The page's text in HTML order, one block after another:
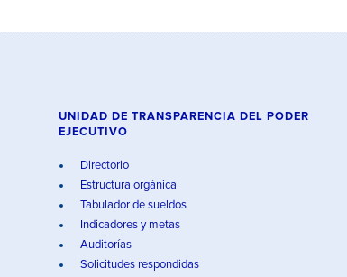
UNIDAD DE TRANSPARENCIA DEL PODER
EJECUTIVO
Directorio
Estructura orgánica
Tabulador de sueldos
Indicadores y metas
Auditorías
Solicitudes respondidas